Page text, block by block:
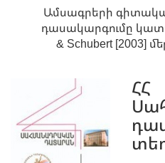
Ամսագրերի
դասակարգումը
& Schubert [2003]
ՀՀ